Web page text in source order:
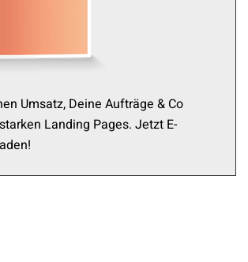
Umsatz, Deine Aufträge & Co
Landing Pages. Jetzt E-